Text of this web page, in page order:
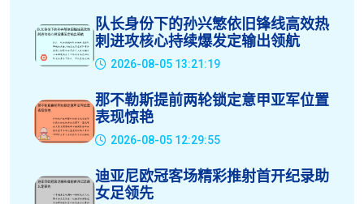
队长身份下的孙兴慜依旧锋线高效热
刺进攻核心持续爆发定输出领航
2026-08-05 13:21:19
那不勒斯提前两轮锁定意甲亚军位置
表现惊艳
2026-08-05 12:29:55
迪亚尼欧冠客场精彩推射首开纪录助
女足领先